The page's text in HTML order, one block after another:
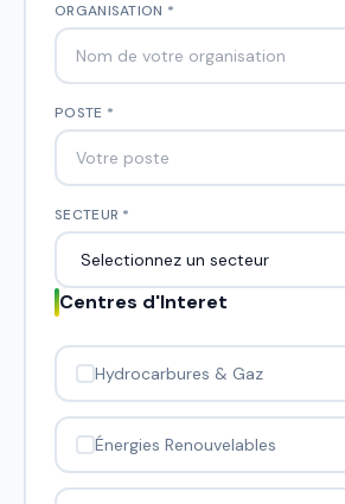
ORGANISATION *
POSTE *
SECTEUR *
Centres d'Interet
Hydrocarbures & Gaz
Énergies Renouvelables